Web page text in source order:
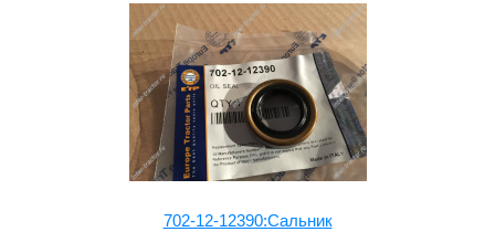
702-12-12390:Сальник